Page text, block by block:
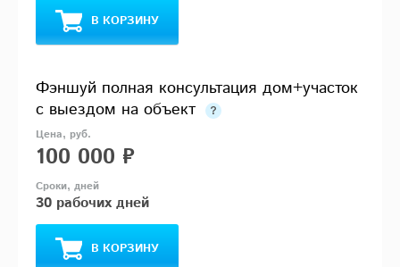
В КОРЗИНУ
Фэншуй полная консультация дом+участок
с выездом на объект
100 000 ₽
30 рабочих дней
В КОРЗИНУ